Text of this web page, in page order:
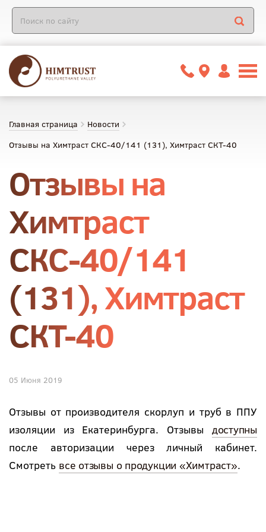
Главная страница
Новости
Отзывы на Химтраст СКС-40/141 (131), Химтраст СКТ-40
Отзывы на
Химтраст
СКС-40/141
(131), Химтраст
СКТ-40
05 Июня 2019
Отзывы от производителя скорлуп и труб в ППУ
изоляции из Екатеринбурга. Отзывы доступны
после авторизации через личный кабинет.
Смотреть все отзывы о продукции «Химтраст».